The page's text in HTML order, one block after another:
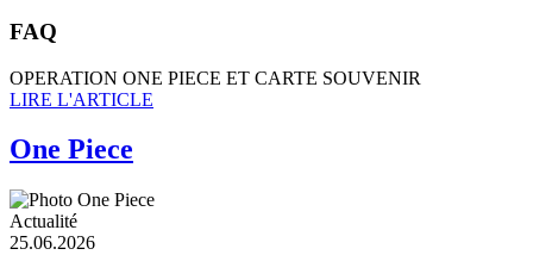
FAQ
OPERATION ONE PIECE ET CARTE SOUVENIR
LIRE L'ARTICLE
One Piece
Actualité
25.06.2026